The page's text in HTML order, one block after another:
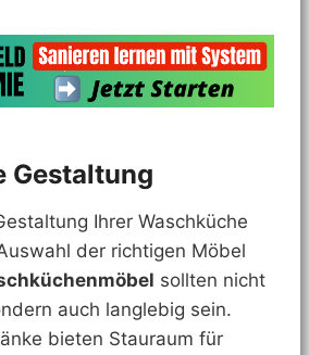
Gestaltung
Ihrer Waschküche
der richtigen Möbel
sollten nicht
auch langlebig sein.
bieten Stauraum für